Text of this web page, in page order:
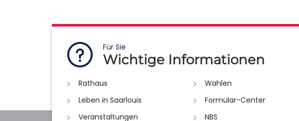
Für Sie
Wichtige Informationen
Rathaus
Wahlen
Leben in Saarlouis
Formular-Center
Veranstaltungen
NBS